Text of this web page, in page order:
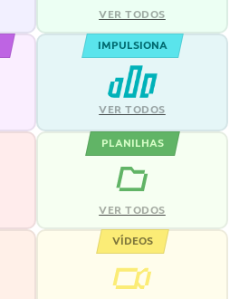
VER TODOS
IMPULSIONA
VER TODOS
PLANILHAS
VER TODOS
VÍDEOS